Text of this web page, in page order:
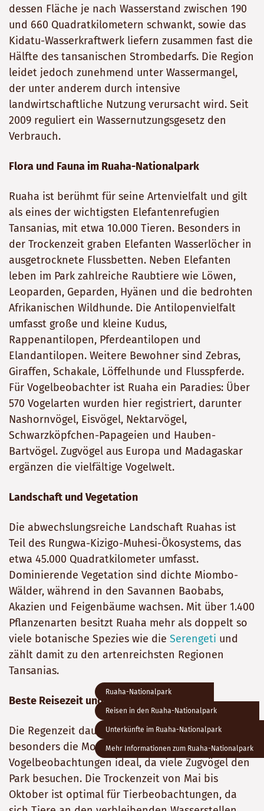
Ruaha-Nationalpark
Reisen in den Ruaha-Nationalpark
Unterkünfte im Ruaha-Nationalpark
Mehr Informationen zum Ruaha-Nationalpark
dessen Fläche je nach Wasserstand zwischen 190
und 660 Quadratkilometern schwankt, sowie das
Kidatu-Wasserkraftwerk liefern zusammen fast die
Hälfte des tansanischen Strombedarfs. Die Region
leidet jedoch zunehmend unter Wassermangel,
der unter anderem durch intensive
landwirtschaftliche Nutzung verursacht wird. Seit
2009 reguliert ein Wassernutzungsgesetz den
Verbrauch.
Flora und Fauna im Ruaha-Nationalpark
Ruaha ist berühmt für seine Artenvielfalt und gilt
als eines der wichtigsten Elefantenrefugien
Tansanias, mit etwa 10.000 Tieren. Besonders in
der Trockenzeit graben Elefanten Wasserlöcher in
ausgetrocknete Flussbetten. Neben Elefanten
leben im Park zahlreiche Raubtiere wie Löwen,
Leoparden, Geparden, Hyänen und die bedrohten
Afrikanischen Wildhunde. Die Antilopenvielfalt
umfasst große und kleine Kudus,
Rappenantilopen, Pferdeantilopen und
Elandantilopen. Weitere Bewohner sind Zebras,
Giraffen, Schakale, Löffelhunde und Flusspferde.
Für Vogelbeobachter ist Ruaha ein Paradies: Über
570 Vogelarten wurden hier registriert, darunter
Nashornvögel, Eisvögel, Nektarvögel,
Schwarzköpfchen-Papageien und Hauben-
Bartvögel. Zugvögel aus Europa und Madagaskar
ergänzen die vielfältige Vogelwelt.
Landschaft und Vegetation
Die abwechslungsreiche Landschaft Ruahas ist
Teil des Rungwa-Kizigo-Muhesi-Ökosystems, das
etwa 45.000 Quadratkilometer umfasst.
Dominierende Vegetation sind dichte Miombo-
Wälder, während in den Savannen Baobabs,
Akazien und Feigenbäume wachsen. Mit über 1.400
Pflanzenarten besitzt Ruaha mehr als doppelt so
viele botanische Spezies wie die Serengeti und
zählt damit zu den artenreichsten Regionen
Tansanias.
Beste Reisezeit und Klima
Die Regenzeit dauert von November bis April,
besonders die Monate Januar bis April sind für
Vogelbeobachtungen ideal, da viele Zugvögel den
Park besuchen. Die Trockenzeit von Mai bis
Oktober ist optimal für Tierbeobachtungen, da